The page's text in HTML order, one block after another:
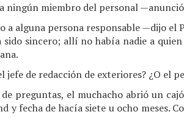
ningún miembro del personal
a alguna persona responsable —dijo el
sido sincero; allí no había nadie a
jefe de redacción de exteriores? ¿O el
preguntas, el muchacho abrió un
y fecha de hacía siete u ocho meses.